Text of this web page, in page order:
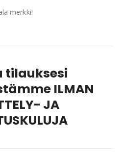
merkki!
tilauksesi
ILMAN
JA